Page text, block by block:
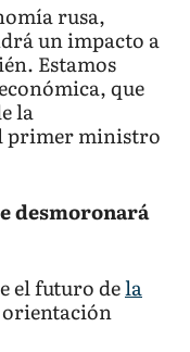
rusa,
un impacto a
Estamos
que
la
primer ministro
desmoronará
el futuro dela